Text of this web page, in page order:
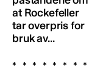
at Rockefeller
tar overpris for
bruk av...